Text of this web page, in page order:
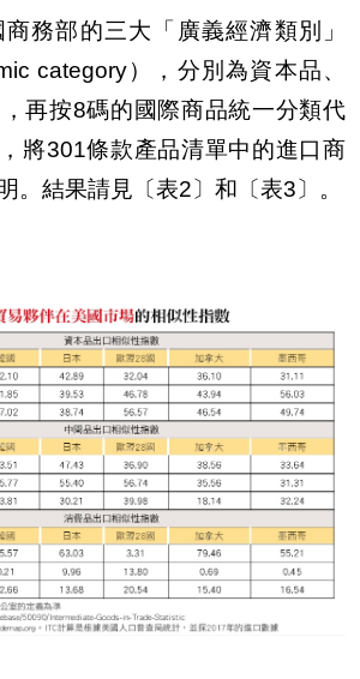
務部的三大「廣義經濟類別」
category），分別為資本品、
再按8碼的國際商品統一分類代
將301條款產品清單中的進口商
。結果請見〔表2 〕和〔表3 〕。